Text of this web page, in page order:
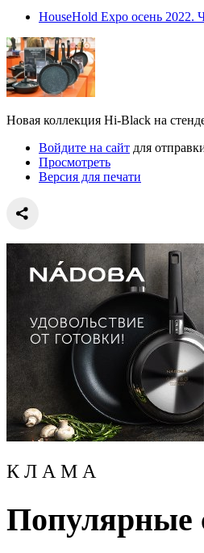
HouseHold Expo осень 2022.
Новая коллекция Hi-Black на
Войдите на сайт для
Просмотреть
Версия для печати
К Л А М А
Популярные